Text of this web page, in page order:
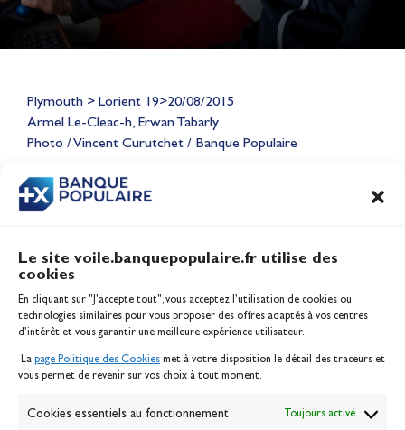
Le site voile.banquepopulaire.fr utilise des
cookies
En cliquant sur "J'accepte tout", vous acceptez l’utilisation de cookies ou
technologies similaires pour vous proposer des offres adaptés à vos centres
d’intérêt et vous garantir une meilleure expérience utilisateur.
La page Politique des Cookies met à votre disposition le détail des traceurs et
vous permet de revenir sur vos choix à tout moment.
Cookies essentiels au fonctionnement Toujours activé
Plymouth > Lorient 19>20/08/2015
Armel Le-Cleac-h, Erwan Tabarly
Photo / Vincent Curutchet / Banque Populaire
CONTENU
Beach, sur le plan d'eau des
Jeux Olympiques 2028
Inscription serveur média
Contact
Politique des cookies
Banque de la voile